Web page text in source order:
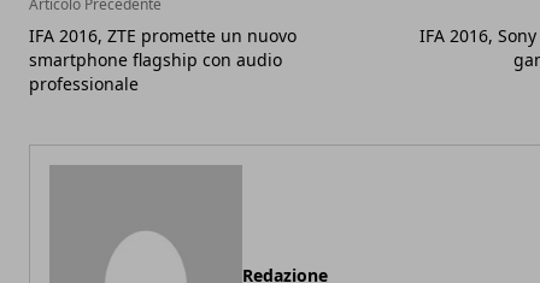
Articolo Precedente
IFA 2016, ZTE promette un nuovo
smartphone flagship con audio
professionale
IFA 2016,
Redazione